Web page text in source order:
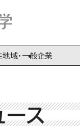
地域・一般企業
ース